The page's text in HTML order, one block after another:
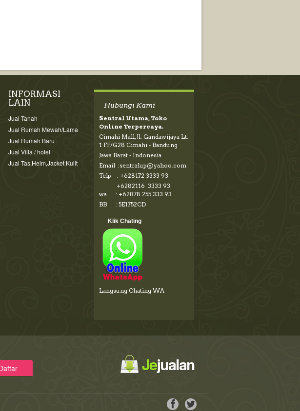
INFORMASI
LAIN
Jual Tanah
Jual Rumah Mewah/Lama
Jual Rumah Baru
Jual Villa / hotel
Jual Tas,Helm,Jacket Kulit
Hubungi Kami
Sentral Utama, Toko
Online Terpercaya.
Cimahi Mall, Jl. Gandawijaya Lt.
1 FF/G28 Cimahi - Bandung
Jawa Barat - Indonesia
Email :sentralup@yahoo.com
Telp : +628172 3333 93
+6282116 3333 93
wa : +62878 255 333 93
BB : 5E1752CD
Klik Chating
Langsung Chating WA